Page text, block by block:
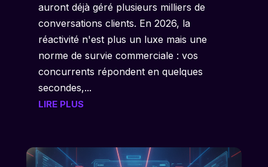
auront déjà géré plusieurs milliers de
conversations clients. En 2026, la
réactivité n'est plus un luxe mais une
norme de survie commerciale : vos
concurrents répondent en quelques
secondes,...
LIRE PLUS